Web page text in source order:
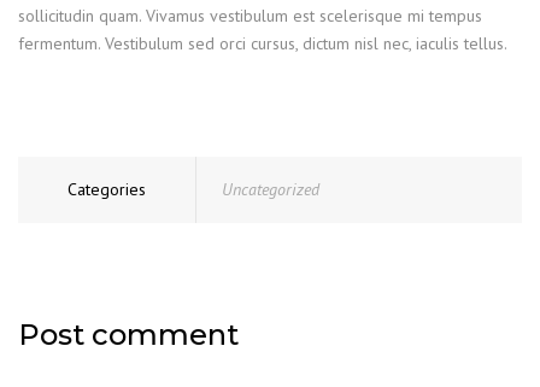
sollicitudin quam. Vivamus vestibulum est scelerisque mi tempus
fermentum. Vestibulum sed orci cursus, dictum nisl nec, iaculis tellus.
Categories Uncategorized
Post comment